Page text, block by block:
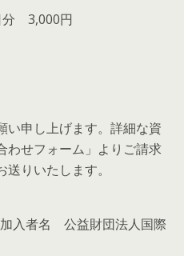
分 3,000円
い申し上げます。詳細な資
わせフォーム」よりご請求
りいたします。
入者名 公益財団法人国際